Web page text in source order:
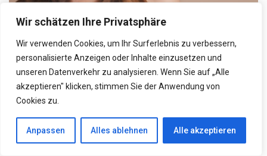
Wir schätzen Ihre Privatsphäre
Wir verwenden Cookies, um Ihr Surferlebnis zu verbessern,
personalisierte Anzeigen oder Inhalte einzusetzen und
unseren Datenverkehr zu analysieren. Wenn Sie auf „Alle
akzeptieren" klicken, stimmen Sie der Anwendung von
Cookies zu.
Anpassen Alles ablehnen Alle akzeptieren
NEWS
Jünger machende Frisuren: Welche
Haarschnitt lässt mich jünger wirken?
14. März 2025